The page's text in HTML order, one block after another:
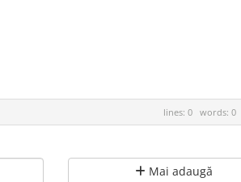
lines: 0 words: 0
Mai adaugă